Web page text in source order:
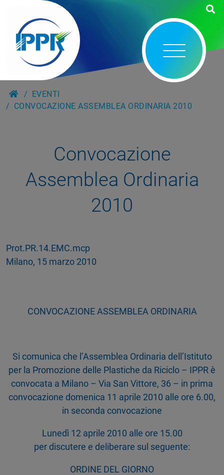
EVENTI
CONVOCAZIONE ASSEMBLEA ORDINARIA 2010
Convocazione
Assemblea Ordinaria
2010
Milano, 15 marzo 2010
CONVOCAZIONE ASSEMBLEA ORDINARIA
Si comunica che l’Assemblea Ordinaria dell’Istituto
per la Promozione delle Plastiche da Riciclo – IPPR è
convocata a Milano – Via San Vittore, 36 – in prima
convocazione domenica 11 aprile 2010 alle ore 6.00,
in seconda convocazione
Lunedì 12 aprile 2010 alle ore 15.00
per discutere e deliberare sul seguente:
ORDINE DEL GIORNO